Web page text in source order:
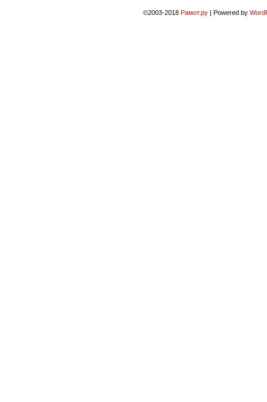
©2003-2018 Рамот.ру | Powered by